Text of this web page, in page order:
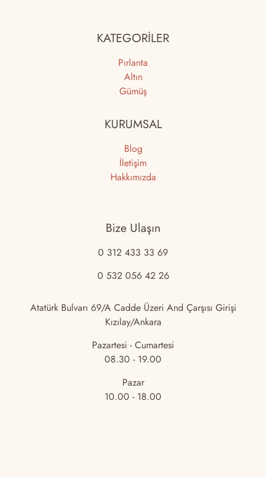
KATEGORİLER
Pırlanta
Altın
Gümüş
KURUMSAL
Blog
İletişim
Hakkımızda
Bize Ulaşın
0 312 433 33 69
0 532 056 42 26
Atatürk Bulvarı 69/A Cadde Üzeri And Çarşısı Girişi
Kızılay/Ankara
Pazartesi - Cumartesi
08.30 - 19.00
Pazar
10.00 - 18.00